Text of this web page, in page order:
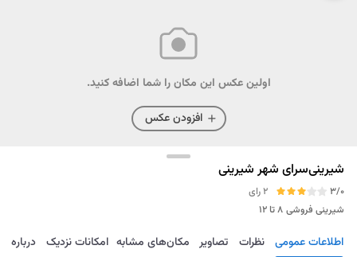
اولین عکس این مکان را شما اضافه کنید.
افزودن عکس
شیرینی‌سرای شهر شیرینی
3/0
2 رای
شیرینی فروشی ۸ تا ۱۲
مسیریابی ذخیره ارسال تماس اطلاعات عمومی نظرات تصاویر مکان‌های مشابه امکانات نزدیک درباره